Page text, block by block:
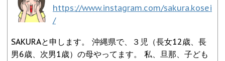
https://www.instagram.com/sakura.kosei
/
SAKURAと申します。 沖縄県で、３児（長女12歳、長
男6歳、次男1歳）の母やってます。 私、旦那、子ども